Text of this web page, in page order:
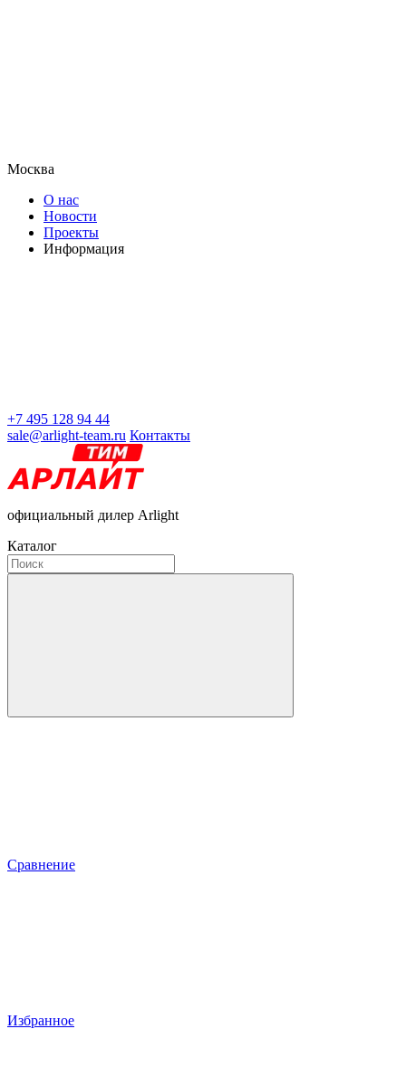
Москва
О нас
Новости
Проекты
Информация
+7 495 128 94 44
sale@arlight-team.ru Контакты
официальный дилер Arlight
Каталог
Сравнение
Избранное